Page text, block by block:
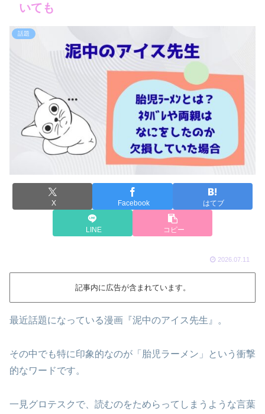
いても
話題
X Facebook はてブ
LINE コピー
2026.07.11
記事内に広告が含まれています。
最近話題になっている漫画『泥中のアイス先生』。
その中でも特に印象的なのが「胎児ラーメン」という衝撃
的なワードです。
一見グロテスクで、読むのをためらってしまうような言葉